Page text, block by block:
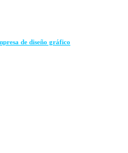
de diseño gráfico